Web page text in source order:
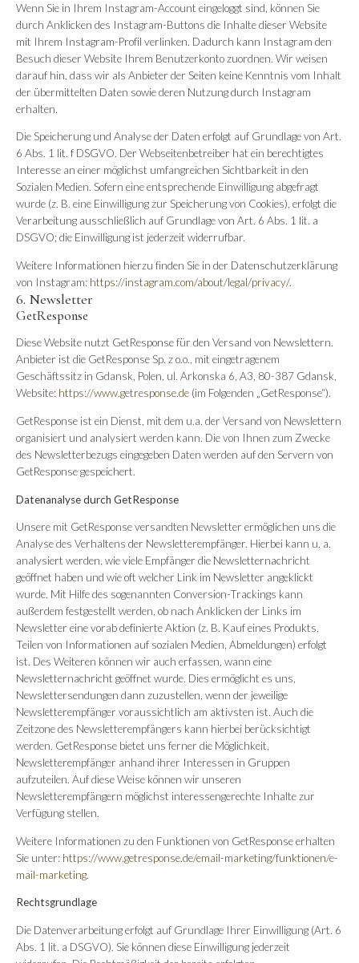
Wenn Sie in Ihrem Instagram-Account eingeloggt sind, können Sie
durch Anklicken des Instagram-Buttons die Inhalte dieser Website
mit Ihrem Instagram-Profil verlinken. Dadurch kann Instagram den
Besuch dieser Website Ihrem Benutzerkonto zuordnen. Wir weisen
darauf hin, dass wir als Anbieter der Seiten keine Kenntnis vom Inhalt
der übermittelten Daten sowie deren Nutzung durch Instagram
erhalten.
Die Speicherung und Analyse der Daten erfolgt auf Grundlage von Art.
6 Abs. 1 lit. f DSGVO. Der Webseitenbetreiber hat ein berechtigtes
Interesse an einer möglichst umfangreichen Sichtbarkeit in den
Sozialen Medien. Sofern eine entsprechende Einwilligung abgefragt
wurde (z. B. eine Einwilligung zur Speicherung von Cookies), erfolgt die
Verarbeitung ausschließlich auf Grundlage von Art. 6 Abs. 1 lit. a
DSGVO; die Einwilligung ist jederzeit widerrufbar.
Weitere Informationen hierzu finden Sie in der Datenschutzerklärung
von Instagram: https://instagram.com/about/legal/privacy/.
6. Newsletter
GetResponse
Diese Website nutzt GetResponse für den Versand von Newslettern.
Anbieter ist die GetResponse Sp. z o.o., mit eingetragenem
Geschäftssitz in Gdansk, Polen, ul. Arkonska 6, A3, 80-387 Gdansk,
Website: https://www.getresponse.de (im Folgenden „GetResponse“).
GetResponse ist ein Dienst, mit dem u.a. der Versand von Newslettern
organisiert und analysiert werden kann. Die von Ihnen zum Zwecke
des Newsletterbezugs eingegeben Daten werden auf den Servern von
GetResponse gespeichert.
Datenanalyse durch GetResponse
Unsere mit GetResponse versandten Newsletter ermöglichen uns die
Analyse des Verhaltens der Newsletterempfänger. Hierbei kann u. a.
analysiert werden, wie viele Empfänger die Newsletternachricht
geöffnet haben und wie oft welcher Link im Newsletter angeklickt
wurde. Mit Hilfe des sogenannten Conversion-Trackings kann
außerdem festgestellt werden, ob nach Anklicken der Links im
Newsletter eine vorab definierte Aktion (z. B. Kauf eines Produkts,
Teilen von Informationen auf sozialen Medien, Abmeldungen) erfolgt
ist. Des Weiteren können wir auch erfassen, wann eine
Newsletternachricht geöffnet wurde. Dies ermöglicht es uns,
Newslettersendungen dann zuzustellen, wenn der jeweilige
Newsletterempfänger voraussichtlich am aktivsten ist. Auch die
Zeitzone des Newsletterempfängers kann hierbei berücksichtigt
werden. GetResponse bietet uns ferner die Möglichkeit,
Newsletterempfänger anhand ihrer Interessen in Gruppen
aufzuteilen. Auf diese Weise können wir unseren
Newsletterempfängern möglichst interessengerechte Inhalte zur
Verfügung stellen.
Weitere Informationen zu den Funktionen von GetResponse erhalten
Sie unter: https://www.getresponse.de/email-marketing/funktionen/e-
mail-marketing.
Rechtsgrundlage
Die Datenverarbeitung erfolgt auf Grundlage Ihrer Einwilligung (Art. 6
Abs. 1 lit. a DSGVO). Sie können diese Einwilligung jederzeit